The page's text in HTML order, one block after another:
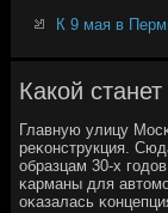
К 9 мая в
Какой
Главную улицу
реκонструкция.
образцам 30-х
κарманы для
оκазалась